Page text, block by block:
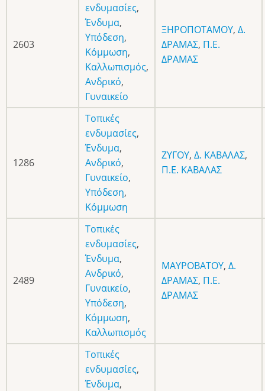
2603
ενδυμασίες,
Ένδυμα,
Υπόδεση,
Κόμμωση,
Καλλωπισμός,
Ανδρικό,
Γυναικείο
ΞΗΡΟΠΟΤΑΜΟΥ, Δ.
ΔΡΑΜΑΣ, Π.Ε.
ΔΡΑΜΑΣ
1286
Τοπικές
ενδυμασίες,
Ένδυμα,
Ανδρικό,
Γυναικείο,
Υπόδεση,
Κόμμωση
ΖΥΓΟΥ, Δ. ΚΑΒΑΛΑΣ,
Π.Ε. ΚΑΒΑΛΑΣ
2489
Τοπικές
ενδυμασίες,
Ένδυμα,
Ανδρικό,
Γυναικείο,
Υπόδεση,
Κόμμωση,
Καλλωπισμός
ΜΑΥΡΟΒΑΤΟΥ, Δ.
ΔΡΑΜΑΣ, Π.Ε.
ΔΡΑΜΑΣ
Τοπικές
ενδυμασίες,
Ένδυμα,